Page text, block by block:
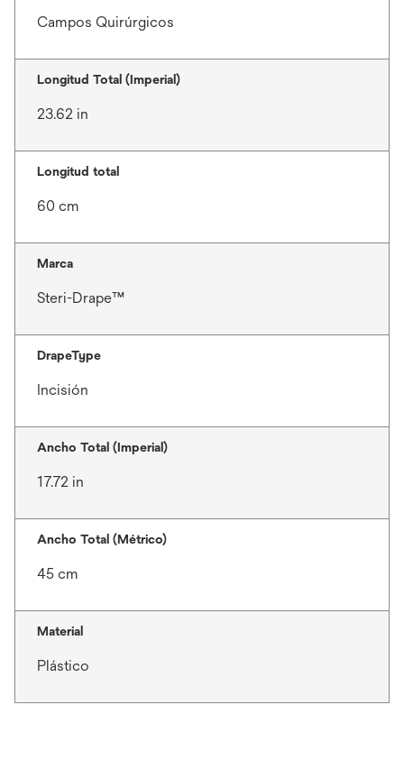
Campos Quirúrgicos
Longitud Total (Imperial)
23.62 in
Longitud total
60 cm
Marca
Steri-Drape™
DrapeType
Incisión
Ancho Total (Imperial)
17.72 in
Ancho Total (Métrico)
45 cm
Material
Plástico